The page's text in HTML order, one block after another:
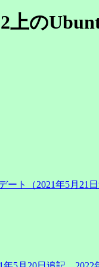
上の
ト（2021年5月21日